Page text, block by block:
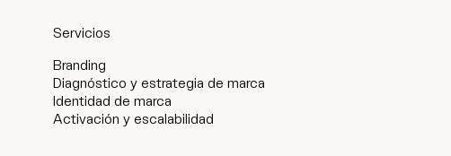
Servicios
Branding
Diagnóstico y estrategia de marca
Identidad de marca
Activación y escalabilidad